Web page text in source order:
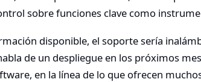
sobre funciones clave como
disponible, el soporte sería
de un despliegue en los próximos
en la línea de lo que ofrecen